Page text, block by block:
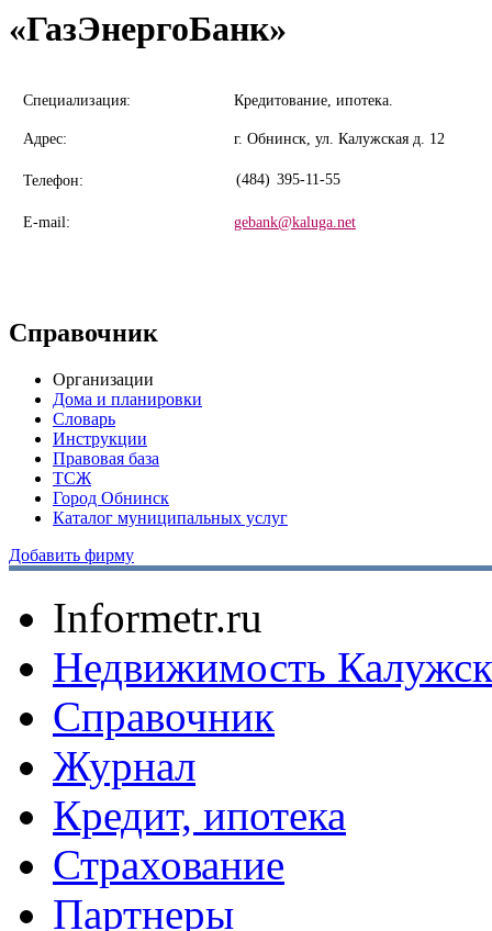
«ГазЭнергоБанк»
Специализация: Кредитование, ипотека.
Адрес: г. Обнинск, ул. Калужская д. 12
Телефон: (484) 395-11-55
E-mail: gebank@kaluga.net
Справочник
Организации
Дома и планировки
Словарь
Инструкции
Правовая база
ТСЖ
Город Обнинск
Каталог муниципальных услуг
Добавить фирму
Informetr.ru
Недвижимость
Справочник
Журнал
Кредит, ипотека
Страхование
Партнеры